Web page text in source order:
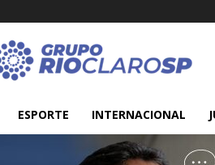
ESPORTE INTERNACIONAL